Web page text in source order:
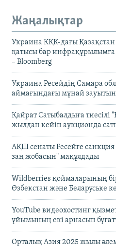
Жаңалықтар
Украина КҚК-дағы
қатысы бар инфрақұрылымға
– Bloomberg
Украина Ресейдің Самара
аймағындағы мұнай
Қайрат Сатыбалдыға тиесілі
жылдан кейін аукционда
АҚШ сенаты Ресейге
заң жобасын" мақұлдады
Wildberries қоймаларының
Өзбекстан және Беларуське
YouTube видеохостинг
ұйымының екі арнасын
Орталық Азия 2025 жылы